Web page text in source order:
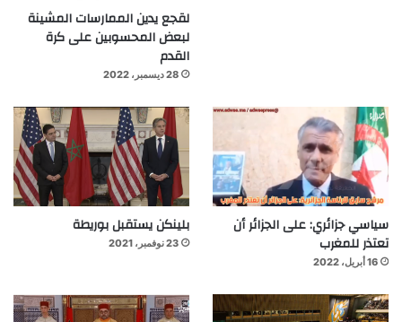
لقجع يدين الممارسات المشينة
لبعض المحسوبين على كرة
القدم
28 ديسمبر، 2022
سياسي جزائري: على الجزائر أن
تعتذر للمغرب
16 أبريل، 2022
بلينكن يستقبل بوريطة
23 نوفمبر، 2021